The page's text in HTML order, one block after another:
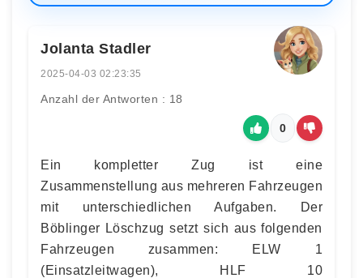
Jolanta Stadler
2025-04-03 02:23:35
Anzahl der Antworten : 18
0
Ein kompletter Zug ist eine
Zusammenstellung aus mehreren Fahrzeugen
mit unterschiedlichen Aufgaben. Der
Böblinger Löschzug setzt sich aus folgenden
Fahrzeugen zusammen: ELW 1
(Einsatzleitwagen), HLF 10